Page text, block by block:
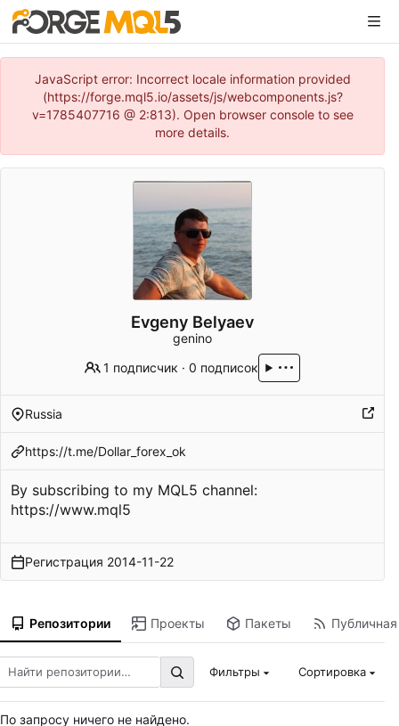
JavaScript error: Incorrect locale information provided
(https://forge.mql5.io/assets/js/webcomponents.js?
v=1785407716 @ 2:813). Open browser console to see
more details.
Evgeny Belyaev
genino
1 подписчик ·0 подписок
Russia
https://t.me/Dollar_forex_ok
By subscribing to my MQL5 channel:
https://www.mql5
Регистрация 2014-11-22
Репозитории Проекты Пакеты
Фильтры Сортировка
По запросу ничего не найдено.